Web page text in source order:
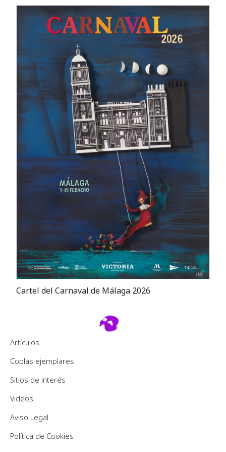
Cartel del Carnaval de Málaga 2026
Footer 2
Artículos
Coplas ejemplares
Sitios de interés
Videos
Pie de página
Aviso Legal
Política de Cookies